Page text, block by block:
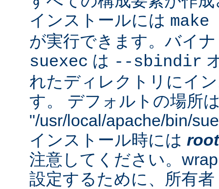
インストールには
が実行できます。バイ
suexec は --sbindir
れたディレクトリにイ
す。 デフォルトの場所
"/usr/local/apache/bin/
インストール時には root
注意してください。
設定するために、所有者